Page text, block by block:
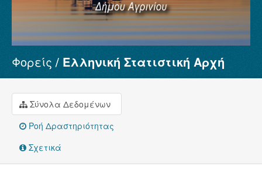
Σύνολα Δεδομένων
Φορείς
Ομάδες
Σχετικά
Φορείς Ελληνική Στατιστική Αρχή
Σύνολα Δεδομένων
Ροή Δραστηριότητας
Σχετικά